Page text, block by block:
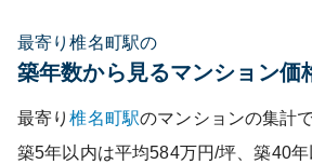
最寄り椎名町駅の
築年数から見るマンション価
最寄り椎名町駅のマンションの集計で
築5年以内は平均584万円/坪、築40